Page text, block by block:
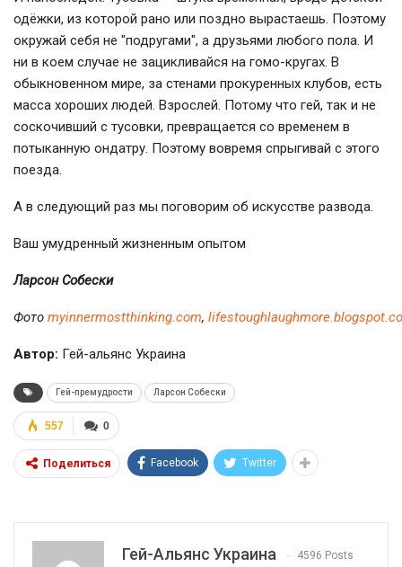
одёжки, из которой рано или поздно вырастаешь. Поэтому
окружай себя не "подругами", а друзьями любого пола. И
ни в коем случае не зацикливайся на гомо-кругах. В
обыкновенном мире, за стенами прокуренных клубов, есть
масса хороших людей. Взрослей. Потому что гей, так и не
соскочивший с тусовки, превращается со временем в
потыканную ондатру. Поэтому вовремя спрыгивай с этого
поезда.
А в следующий раз мы поговорим об искусстве развода.
Ваш умудренный жизненным опытом
Ларсон Собески
Фото myinnermostthinking.com,
Автор: Гей-альянс Украина
Гей-премудрости Ларсон Собески
0
557
Поделиться Facebook Twitter
Гей-Альянс Украина 4596 Posts